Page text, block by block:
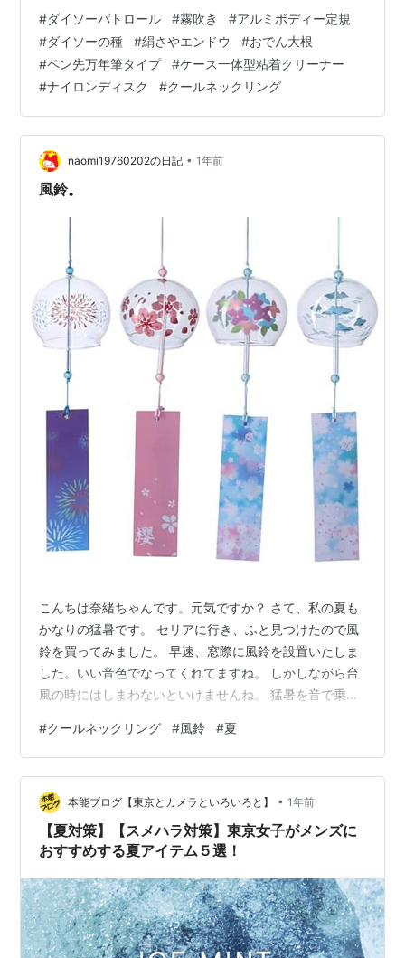
最高気温の中・・・・・・・・・・、 炎天下でボートの
整備がちゃんとできるかどうか不安・・・・。 何しろ、
車のものよりでかいバッテリーの交換が待ち受けている
んで・・。 さてさて・・・・・・・・・・・・・、 先週
の日曜日、いつものダイソーへ・・・・。 戦利品
は・・・・・・・・・・・、 …
#ダイソーパトロール #霧吹き #アルミボディー定規
#ダイソーの種 #絹さやエンドウ #おでん大根
#ペン先万年筆タイプ #ケース一体型粘着クリーナー
#ナイロンディスク #クールネックリング
naomi19760202の日記 • 1年前
風鈴。
こんちは奈緒ちゃんです。元気ですか？ さて、私の夏も
かなりの猛暑です。 セリアに行き、ふと見つけたので風
鈴を買ってみました。 早速、窓際に風鈴を設置いたしま
した。いい音色でなってくれてますね。 しかしながら台
風の時にはしまわないといけませんね。 猛暑を音で乗り
いながら 凌いでます。一つは冷蔵庫にもうひとつは身に
着けてます。交互にそうしながらつかってます。麦茶を
飲みつつの夏を満喫することにします。 この夏は避暑地
でバイキングを食べに行く予定です。今からとても楽し
みにしています。この夏はなんとか乗り切れそうです。
ではまたバイバイ👋 風鈴 手作り風鈴…
#クールネックリング #風鈴 #夏
本能ブログ【東京とカメラといろいろと】 • 1年前
【夏対策】【スメハラ対策】東京女子がメンズに
おすすめする夏アイテム５選！